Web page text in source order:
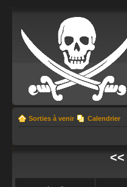
Sorties à venir Calendrier
<<